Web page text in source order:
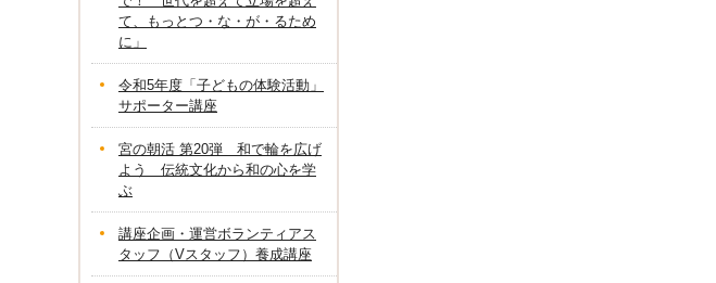
て、もっとつ・な・が・るため
に」
令和5年度「子どもの体験活動」
サポーター講座
宮の朝活 第20弾 和で輪を広げ
よう 伝統文化から和の心を学
ぶ
講座企画・運営ボランティアス
タッフ（Vスタッフ）養成講座